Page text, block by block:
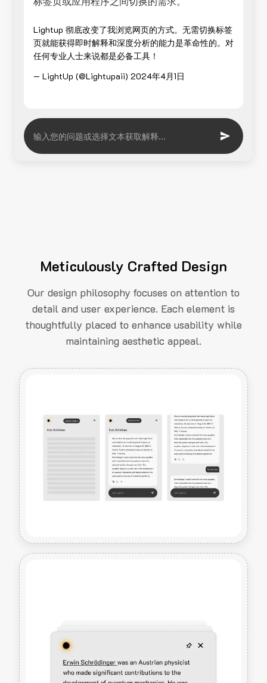
Lightup 彻底改变了我浏览网页的方式。无需切换标签
页就能获得即时解释和深度分析的能力是革命性的。对
任何专业人士来说都是必备工具！
— LightUp (@Lightupaii) 2024年4月1日
Meticulously Crafted Design
Our design philosophy focuses on attention to
detail and user experience. Each element is
thoughtfully placed to enhance usability while
maintaining aesthetic appeal.